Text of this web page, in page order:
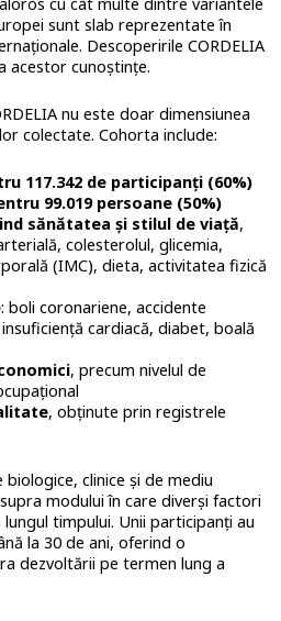
sunt slab reprezentate în
Descoperirile CORDELIA
acestor cunoștințe.
nu este doar dimensiunea
colectate. Cohorta include:
117.342 de participanți (60%)
99.019 persoane (50%)
sănătatea și stilul de viață,
colesterolul, glicemia,
(IMC), dieta, activitatea fizică
: boli coronariene, accidente
cardiacă, diabet, boală
, precum nivelul de
, obținute prin registrele
clinice și de mediu
modului în care diverși factori
timpului. Unii participanți au
la 30 de ani, oferind o
dezvoltării pe termen lung a